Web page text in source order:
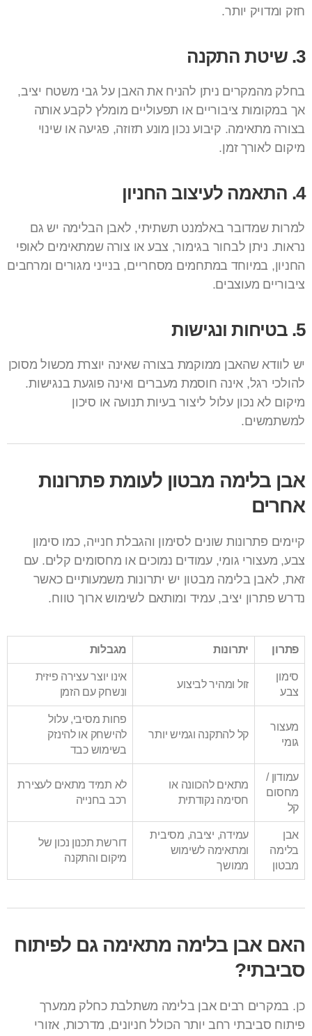
חזק ומדויק יותר.
3. שיטת התקנה
בחלק מהמקרים ניתן להניח את האבן על גבי משטח יציב,
אך במקומות ציבוריים או תפעוליים מומלץ לקבע אותה
בצורה מתאימה. קיבוע נכון מונע תזוזה, פגיעה או שינוי
מיקום לאורך זמן.
4. התאמה לעיצוב החניון
למרות שמדובר באלמנט תשתיתי, לאבן הבלימה יש גם
נראות. ניתן לבחור בגימור, צבע או צורה שמתאימים לאופי
החניון, במיוחד במתחמים מסחריים, בנייני מגורים ומרחבים
ציבוריים מעוצבים.
5. בטיחות ונגישות
יש לוודא שהאבן ממוקמת בצורה שאינה יוצרת מכשול מסוכן
להולכי רגל, אינה חוסמת מעברים ואינה פוגעת בנגישות.
מיקום לא נכון עלול ליצור בעיות תנועה או סיכון
למשתמשים.
אבן בלימה מבטון לעומת פתרונות
אחרים
קיימים פתרונות שונים לסימון והגבלת חנייה, כמו סימון
צבע, מעצורי גומי, עמודים נמוכים או מחסומים קלים. עם
זאת, לאבן בלימה מבטון יש יתרונות משמעותיים כאשר
נדרש פתרון יציב, עמיד ומותאם לשימוש ארוך טווח.
פתרון יתרונות מגבלות
סימון
צבע
זול ומהיר לביצוע
אינו יוצר עצירה פיזית
ונשחק עם הזמן
מעצור
גומי
קל להתקנה וגמיש יותר
פחות מסיבי, עלול
להישחק או להינזק
בשימוש כבד
עמודון /
מחסום
קל
מתאים להכוונה או
חסימה נקודתית
לא תמיד מתאים לעצירת
רכב בחנייה
אבן
בלימה
מבטון
עמידה, יציבה, מסיבית
ומתאימה לשימוש
ממושך
דורשת תכנון נכון של
מיקום והתקנה
האם אבן בלימה מתאימה גם לפיתוח
סביבתי?
כן. במקרים רבים אבן בלימה משתלבת כחלק ממערך
פיתוח סביבתי רחב יותר הכולל חניונים, מדרכות, אזורי